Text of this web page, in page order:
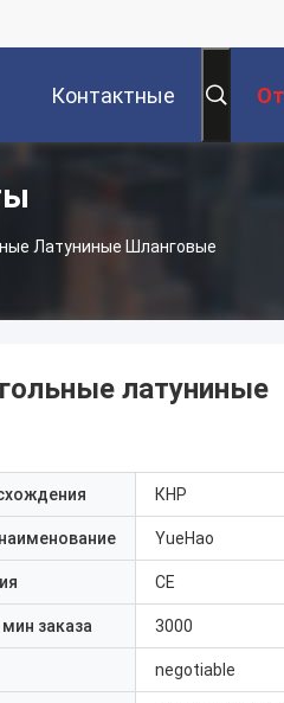
Контактные
Латуниные Шланговые
латуниные
КНР
YueHao
CE
заказа 3000
negotiable